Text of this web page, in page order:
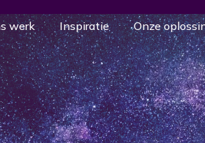
werk Inspiratie Onze